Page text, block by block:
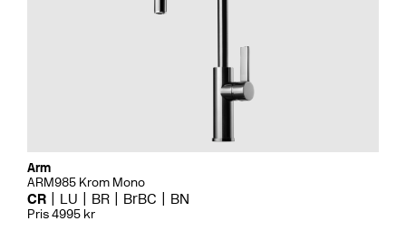
Arm
ARM985 Krom Mono
CR LU BR BrBC BN
Pris 4995 kr